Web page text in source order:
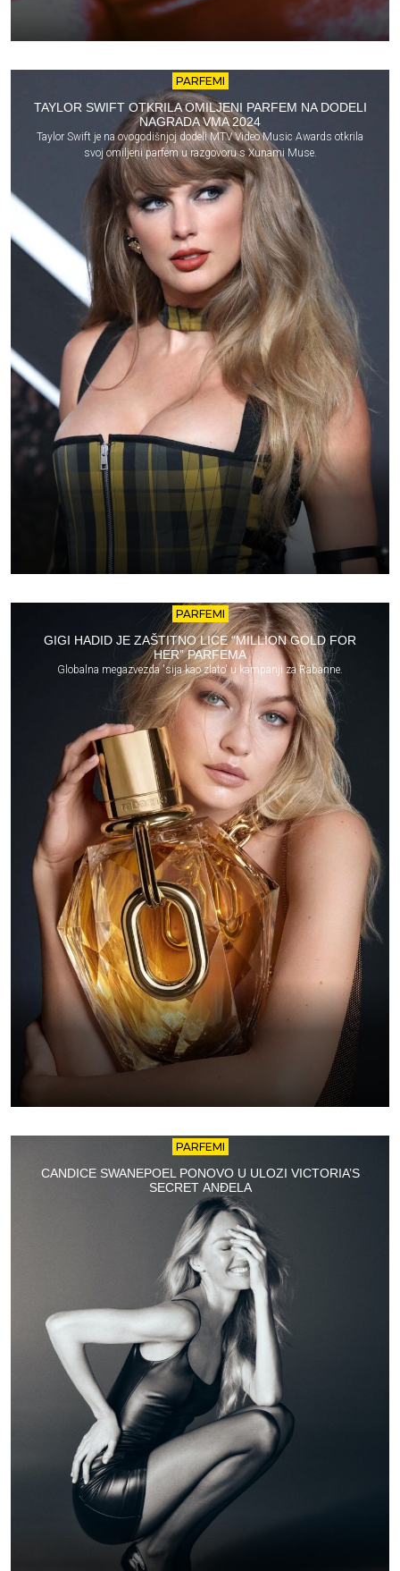
PARFEMI
TAYLOR SWIFT OTKRILA OMILJENI PARFEM NA DODELI
NAGRADA VMA 2024
Taylor Swift je na ovogodišnjoj dodeli MTV Video Music Awards otkrila
svoj omiljeni parfem u razgovoru s Xunami Muse.
PARFEMI
GIGI HADID JE ZAŠTITNO LICE “MILLION GOLD FOR
HER” PARFEMA
Globalna megazvezda 'sija kao zlato' u kampanji za Rabanne.
PARFEMI
CANDICE SWANEPOEL PONOVO U ULOZI VICTORIA’S
SECRET ANĐELA